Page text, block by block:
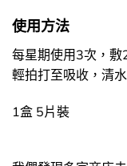
使用方法
每星期使用3次，
輕拍打至吸收，清
1盒 5片裝